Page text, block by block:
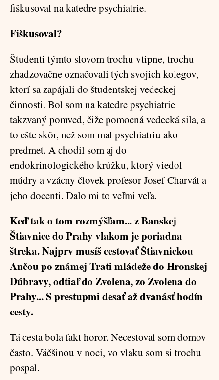
fiškusoval na katedre psychiatrie.
Fiškusoval?
Študenti týmto slovom trochu vtipne, trochu
zhadzovačne označovali tých svojich kolegov,
ktorí sa zapájali do študentskej vedeckej
činnosti. Bol som na katedre psychiatrie
takzvaný pomved, čiže pomocná vedecká sila, a
to ešte skôr, než som mal psychiatriu ako
predmet. A chodil som aj do
endokrinologického krúžku, ktorý viedol
múdry a vzácny človek profesor Josef Charvát a
jeho docenti. Dalo mi to veľmi veľa.
Keď tak o tom rozmýšľam... z Banskej
Štiavnice do Prahy vlakom je poriadna
štreka. Najprv musíš cestovať Štiavnickou
Ančou po známej Trati mládeže do Hronskej
Dúbravy, odtiaľ do Zvolena, zo Zvolena do
Prahy... S prestupmi desať až dvanásť hodín
cesty.
Tá cesta bola fakt horor. Necestoval som domov
často. Väčšinou v noci, vo vlaku som si trochu
pospal.